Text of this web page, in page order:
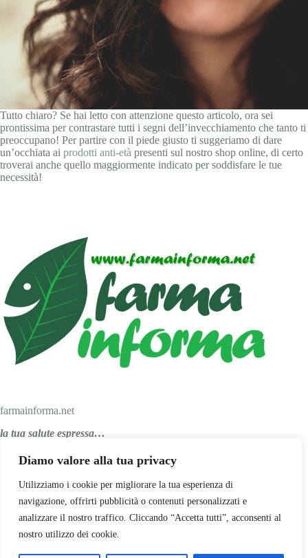
Diamo valore alla tua privacy
Utilizziamo i cookie per migliorare la tua esperienza di
navigazione, offrirti pubblicità o contenuti personalizzati e
analizzare il nostro traffico. Cliccando “Accetta tutti”, acconsenti al
nostro utilizzo dei cookie.
Tutto chiaro? Se hai letto con attenzione questo articolo, ora sei
prontissima per contrastare tutti i segni dell’invecchiamento che tanto ti
preoccupano! Per partire con il piede giusto ti suggeriamo di dare
un’occhiata ai prodotti anti-età presenti sul nostro shop online, di certo
troverai anche quello maggiormente indicato per soddisfare le tue
necessità!
farmainforma.net
la tua salute espressa…
Personal Salus srl
Via Papa Giovanni XXIII, 47
Telefono: 0523 556688